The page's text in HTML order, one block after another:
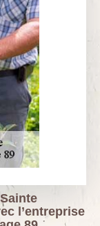
l’entreprise